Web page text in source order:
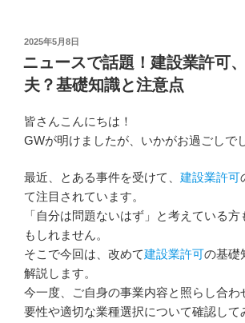
投
日:
2025年5月8日
ニュースで話題！建設業許可
夫？基礎知識と注意点
皆さんこんにちは！
GWが明けましたが、いかがお過ごしで
最近、とある事件を受けて、 建設業許可
て注目されています。
「自分は問題ないはず」と考えている
もしれません。
そこで今回は、改めて建設業許可の基礎
解説します。
今一度、ご自身の事業内容と照らし合わ
要性や適切な業種選択について確認して